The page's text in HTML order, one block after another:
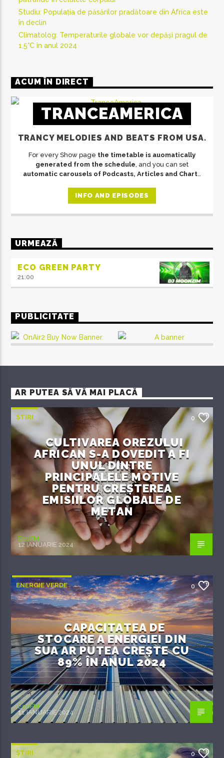
Studiu: Populația de păsărilor pradătoare din Africa este
în declin
Climatolog: Temperaturile globale vor depăși pragul de
1,5°C în anul 2024
ACUM ÎN DIRECT
TRANCEAMERICA
TRANCY MELODIES AND BEATS FROM USA.
For every Show page the timetable is auomatically
generated from the schedule, and you can set
automatic carousels of Podcasts, Articles and Charts
Sed justo mauris, auctor eget tellus nec, pellentesque
varius mauris. Sed eu congue nulla, et tincidunt justo.
Aliquam semper faucibus odio id varius. Suspendisse
INFO AND EPISODES
URMEAZĂ
ECO GREEN PARTY
21:00
PUBLICITATE
AR PUTEA SĂ VĂ MAI PLACĂ
ȘTIRI 0
CULTIVAREA OREZULUI
AFRICAN S-A DOVEDIT A FI
UNUL DINTRE
PRINCIPALELE MOTIVE
PENTRU CREȘTEREA
EMISIILOR GLOBALE DE
METAN
EcoFM
12 IANUARIE 2024
ENERGIE VERDE 0
CAPACITATEA DE
STOCARE A ENERGIEI DIN
SUA AR PUTEA CREȘTE CU
89% ÎN ANUL 2024
EcoFM
11 IANUARIE 2024
ȘTIRI 0